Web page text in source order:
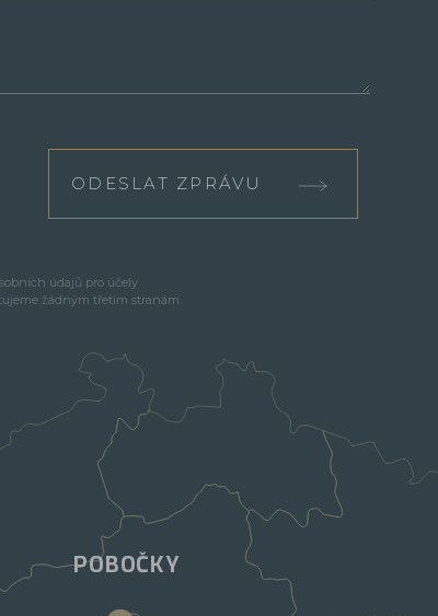
ODESLAT ZPRÁVU
údajů pro účely
žádným třetím stranám.
POBOČKY